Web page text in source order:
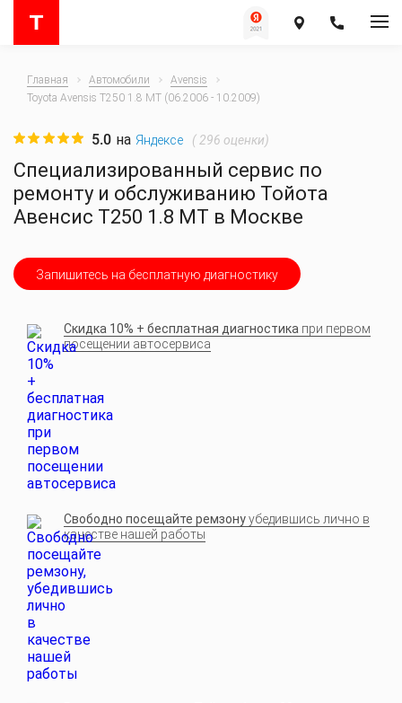
Главная Автомобили
Avensis
Toyota Avensis T250 1.8 MT (06.2006 - 10.2009)
Специализированный сервис по
ремонту и обслуживанию Тойота
Авенсис T250 1.8 MT в Москве
5.0 на Яндексе ( 296 оценки)
Запишитесь на бесплатную диагностику
Скидка 10% + бесплатная диагностика при первом
посещении автосервиса
Свободно посещайте ремзонуубедившись лично в
качестве нашей работы